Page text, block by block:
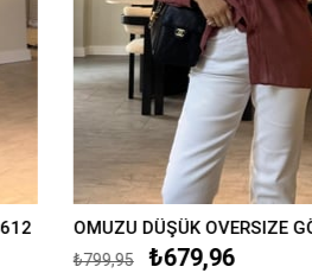
OMUZU DÜŞÜK OVERSIZE
₺679,96
₺799,95